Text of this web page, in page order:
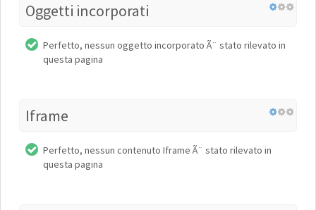
Oggetti incorporati
Perfetto, nessun oggetto incorporato Ã¨ stato rilevato in
questa pagina
Iframe
Perfetto, nessun contenuto Iframe Ã¨ stato rilevato in
questa pagina